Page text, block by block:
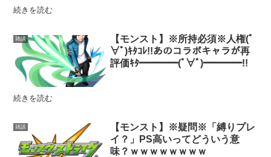
続きを読む
雑談
【モンスト】※所持必須※人権(ﾟ
∀ﾟ)ｷﾀｺﾚ!!あのコラボキャラが再
評価ｷﾀ━━━━(ﾟ∀ﾟ)━━━━!!
続きを読む
雑談
【モンスト】※疑問※「縛りプレ
イ？」PS高いってどういう意
味？ｗｗｗｗｗｗｗｗ